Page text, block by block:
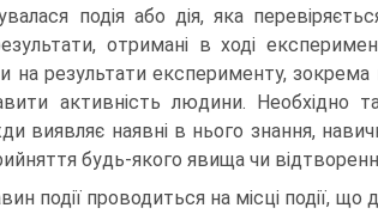
подія або дія, яка
отримані в ході
результати експерименту, зокрема
активність людини. Необхідно
виявляє наявні в нього знання,
будь-якого явища чи
події проводиться на місці події,